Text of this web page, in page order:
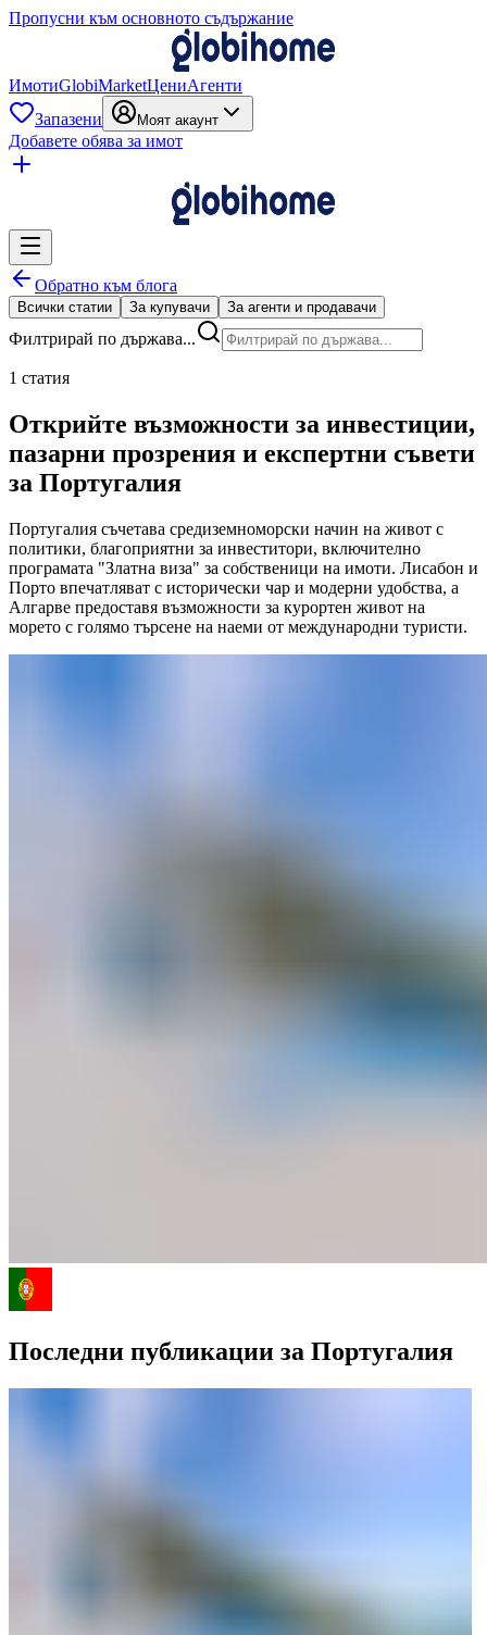
Пропусни към основното съдържание
ИмотиGlobiMarketЦениАгенти
Запазени
Моят акаунт
Добавете обява за имот
Обратно към блога
Всички статии За купувачи За агенти и продавачи
Филтрирай по държава...
1 статия
Открийте възможности за инвестиции,
пазарни прозрения и експертни съвети
за Португалия
Португалия съчетава средиземноморски начин на живот с
политики, благоприятни за инвеститори, включително
програмата "Златна виза" за собственици на имоти. Лисабон и
Порто впечатляват с исторически чар и модерни удобства, а
Алгарве предоставя възможности за курортен живот на
морето с голямо търсене на наеми от международни туристи.
Последни публикации за Португалия